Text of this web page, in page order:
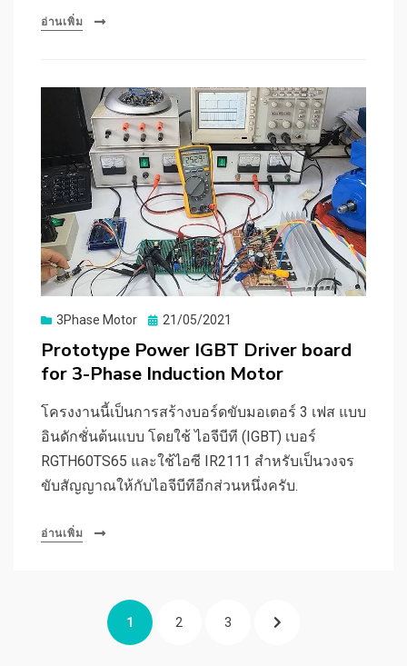
อ่านเพิ่ม
3Phase Motor
Posted
21/05/2021
Prototype Power IGBT Driver board
for 3-Phase Induction Motor
โครงงานนี้เป็นการสร้างบอร์ดขับมอเตอร์ 3 เฟส แบบ
อินดักชั่นต้นแบบ โดยใช้ ไอจีบีที (IGBT) เบอร์
RGTH60TS65 และใช้ไอซี IR2111 สำหรับเป็นวงจร
ขับสัญญาณให้กับไอจีบีทีอีกส่วนหนึ่งครับ.
อ่านเพิ่ม
PAGE
1 PAGE
2 PAGE
3 NEXT